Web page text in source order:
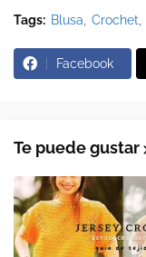
Tags: Blusa Crochet
Facebook
Te puede gustar